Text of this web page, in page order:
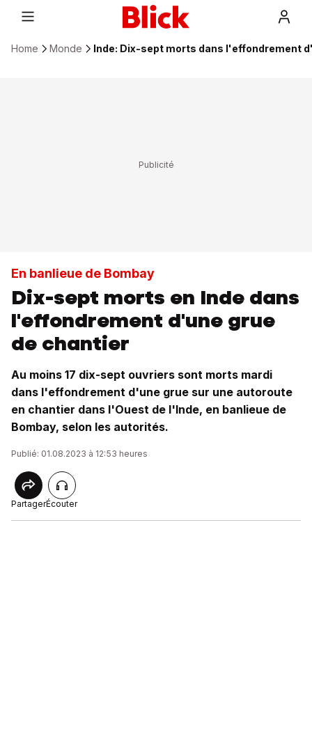
Home Monde Inde: Dix-sept morts dans l'effondrement
En banlieue de Bombay
Dix-sept morts en Inde dans
l'effondrement d'une grue
de chantier
Au moins 17 dix-sept ouvriers sont morts mardi
dans l'effondrement d'une grue sur une autoroute
en chantier dans l'Ouest de l'Inde, en banlieue de
Bombay, selon les autorités.
Publié: 01.08.2023 à 12:53 heures
PartagerÉcouter